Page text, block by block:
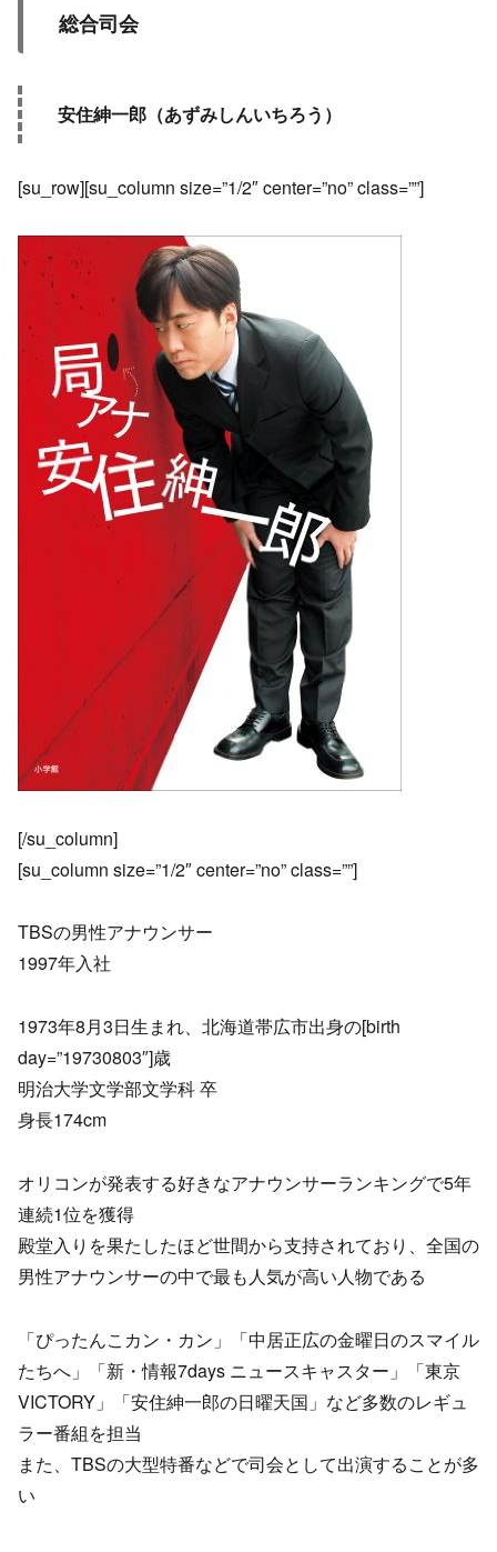
総合司会
安住紳一郎（あずみしんいちろう）
[su_row][su_column size=”1/2″ center=”no” class=””]
[/su_column]
[su_column size=”1/2″ center=”no” class=””]
TBSの男性アナウンサー
1997年入社
1973年8月3日生まれ、北海道帯広市出身の[birth
day=”19730803″]歳
明治大学文学部文学科 卒
身長174cm
オリコンが発表する好きなアナウンサーランキングで5年
連続1位を獲得
殿堂入りを果たしたほど世間から支持されており、全国の
男性アナウンサーの中で最も人気が高い人物である
「ぴったんこカン・カン」「中居正広の金曜日のスマイル
たちへ」「新・情報7days ニュースキャスター」「東京
VICTORY」「安住紳一郎の日曜天国」など多数のレギュ
ラー番組を担当
また、TBSの大型特番などで司会として出演することが多
い